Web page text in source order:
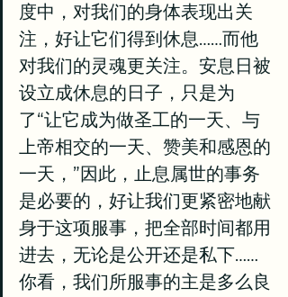
度中，对我们的身体表现出关
注，好让它们得到休息……而他
对我们的灵魂更关注。安息日被
设立成休息的日子，只是为
了“让它成为做圣工的一天、与
上帝相交的一天、赞美和感恩的
一天，”因此，止息属世的事务
是必要的，好让我们更紧密地献
身于这项服事，把全部时间都用
进去，无论是公开还是私下……
你看，我们所服事的主是多么良